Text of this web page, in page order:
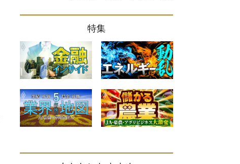
特集